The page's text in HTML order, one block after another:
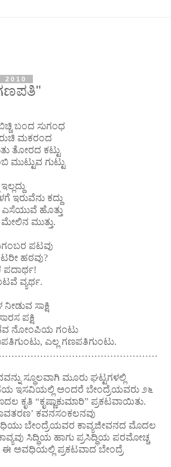
2010
ಬಂದ ಸುಗಂಧ
ಮಕರಂದ
ತೋರದ ಕಟ್ಟು
ಮುಟ್ಟುವ ಗುಟ್ಟು
ಇರುವೆನು ಕದ್ದು
ಎಸೆಯುವೆ ಹೊತ್ತು
ಮುತ್ತು.
ಪಟವು
ಹಠವು?
ಪದಾರ್ಥ!
ವ್ಯರ್ಥ.
ಸಾಕ್ಷಿ
ಪಕ್ಷಿ
ನೋಂಪಿಯ ಗಂಟು
ಎಲ್ಲ ಗಣಪತಿಗುಂಟು.
ಸ್ಥೂಲವಾಗಿ ಮೂರು ಘಟ್ಟಗಳಲ್ಲಿ
ಇಸವಿಯಲ್ಲಿ ಅಂದರೆ ಬೇಂದ್ರೆಯವರು ೨೬
ಕೃತಿ “ಕೃಷ್ಣಾಕುಮಾರಿ” ಪ್ರಕಟವಾಯಿತು.
ಕವನಸಂಕಲನವು
ಬೇಂದ್ರೆಯವರ ಕಾವ್ಯಜೀವನದ ಮೊದಲ
ಸಿದ್ಧಿಯ ಹಾಗು ಪ್ರಸಿದ್ಧಿಯ ಪರಮೋಚ್ಚ
ಈ ಅವಧಿಯಲ್ಲಿ ಪ್ರಕಟವಾದ ಬೇಂದ್ರೆ